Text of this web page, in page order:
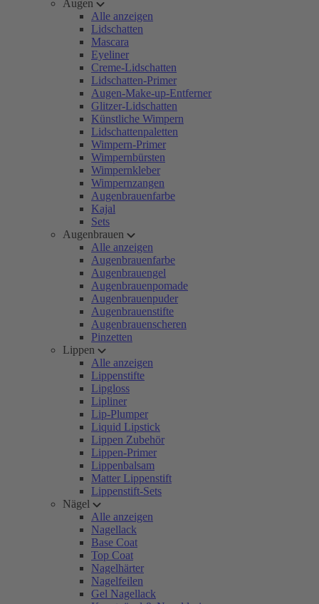
Augen
Alle anzeigen
Lidschatten
Mascara
Eyeliner
Creme-Lidschatten
Lidschatten-Primer
Augen-Make-up-Entferner
Glitzer-Lidschatten
Künstliche Wimpern
Lidschattenpaletten
Wimpern-Primer
Wimpernbürsten
Wimpernkleber
Wimpernzangen
Augenbrauenfarbe
Kajal
Sets
Augenbrauen
Alle anzeigen
Augenbrauenfarbe
Augenbrauengel
Augenbrauenpomade
Augenbrauenpuder
Augenbrauenstifte
Augenbrauenscheren
Pinzetten
Lippen
Alle anzeigen
Lippenstifte
Lipgloss
Lipliner
Lip-Plumper
Liquid Lipstick
Lippen Zubehör
Lippen-Primer
Lippenbalsam
Matter Lippenstift
Lippenstift-Sets
Nägel
Alle anzeigen
Nagellack
Base Coat
Top Coat
Nagelhärter
Nagelfeilen
Gel Nagellack